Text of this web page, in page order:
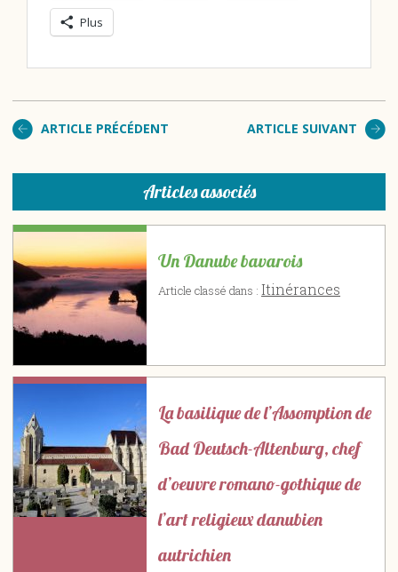
Plus
ARTICLE PRÉCÉDENT ARTICLE SUIVANT
Articles associés
Un Danube bavarois
Article classé dans : Itinérances
La basilique de l’Assomption de
Bad Deutsch-Altenburg, chef
d’oeuvre romano-gothique de
l’art religieux danubien
autrichien